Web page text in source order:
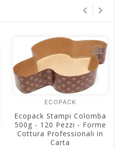
ECOPACK
Ecopack Stampi Colomba
500g - 120 Pezzi - Forme
Cottura Professionali in
Carta